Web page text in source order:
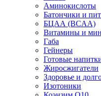
Аминокислоты
Батончики и
БЦАА (BCAA)
Витамины и
Габа
Гейнеры
Готовые
Жиросжигатели
Здоровье и
Изотоники